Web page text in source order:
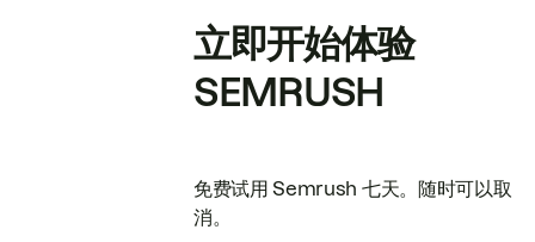
立即开始体验
SEMRUSH
免费试用 Semrush 七天。随时可以取
消。